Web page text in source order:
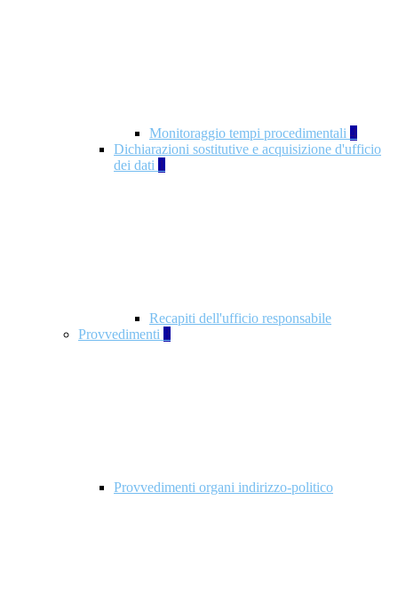
Monitoraggio tempi procedimentali 4
Dichiarazioni sostitutive e acquisizione d'ufficio
dei dati 1
Recapiti dell'ufficio responsabile
Provvedimenti 3
Provvedimenti organi indirizzo-politico